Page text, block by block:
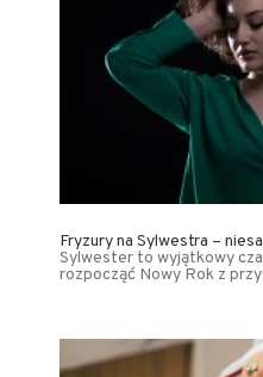
Fryzury na Sylwestra –
Sylwester to wyjątkowy
rozpocząć Nowy Rok z